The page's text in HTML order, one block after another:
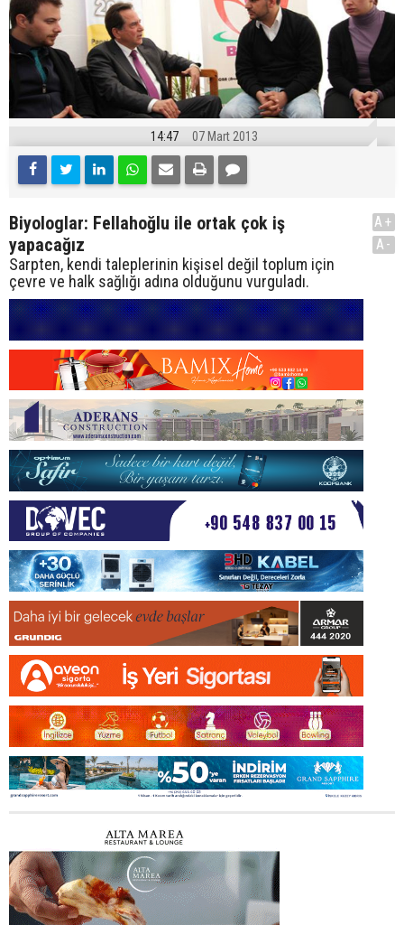
14:47 07 Mart 2013
Biyologlar: Fellahoğlu ile ortak çok iş
yapacağız
Sarpten, kendi taleplerinin kişisel değil toplum için
çevre ve halk sağlığı adına olduğunu vurguladı.
A+
A-